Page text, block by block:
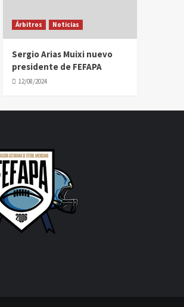
Árbitros Noticias
Sergio Arias Muixi nuevo
presidente de FEFAPA
12/08/2024